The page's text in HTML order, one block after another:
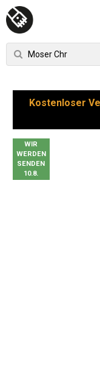
Kostenloser
WIR
WERDEN
SENDEN
10.8.